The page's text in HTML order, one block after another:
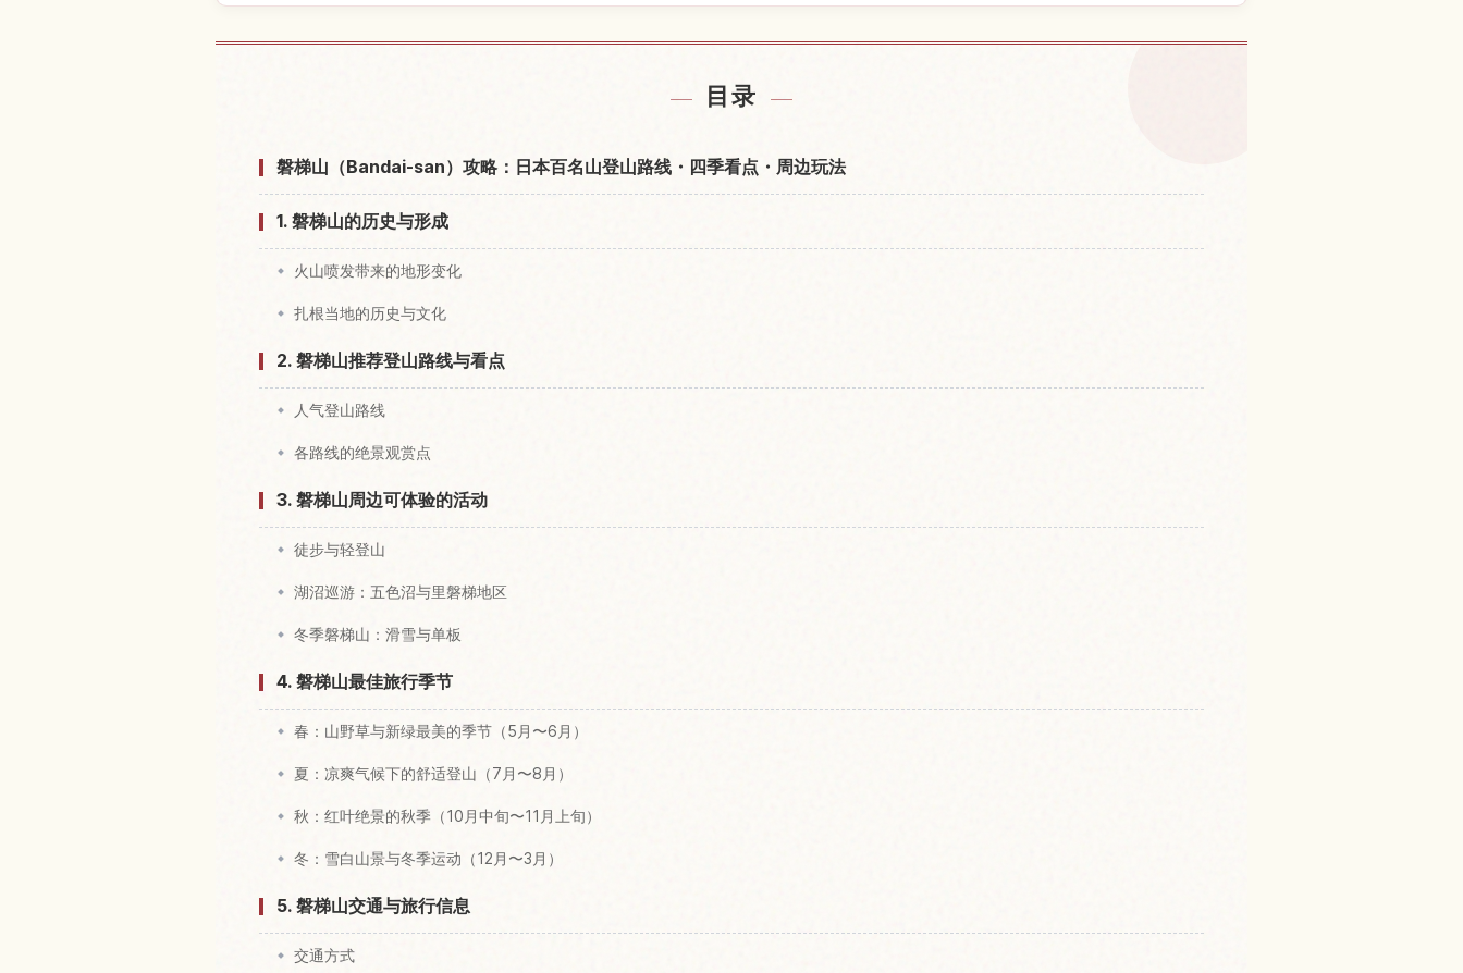
目录
磐梯山（Bandai-san）攻略：日本百名山登山路线・四季看点・周边玩法
1. 磐梯山的历史与形成
火山喷发带来的地形变化
扎根当地的历史与文化
2. 磐梯山推荐登山路线与看点
人气登山路线
各路线的绝景观赏点
3. 磐梯山周边可体验的活动
徒步与轻登山
湖沼巡游：五色沼与里磐梯地区
冬季磐梯山：滑雪与单板
4. 磐梯山最佳旅行季节
春：山野草与新绿最美的季节（5月〜6月）
夏：凉爽气候下的舒适登山（7月〜8月）
秋：红叶绝景的秋季（10月中旬〜11月上旬）
冬：雪白山景与冬季运动（12月〜3月）
5. 磐梯山交通与旅行信息
交通方式